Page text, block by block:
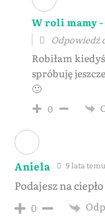
W roli mamy
Odpowiedź
Robiłam
spróbuję
🙂
0
Aniela 9 lata temu
Podajesz na
0